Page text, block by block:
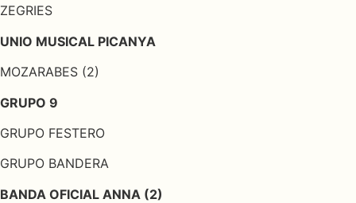
ZEGRIES
UNIO MUSICAL PICANYA
MOZARABES (2)
GRUPO 9
GRUPO FESTERO
GRUPO BANDERA
BANDA OFICIAL ANNA (2)